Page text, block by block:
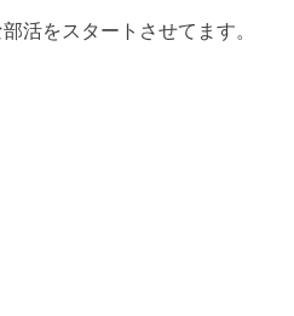
活をスタートさせてます。